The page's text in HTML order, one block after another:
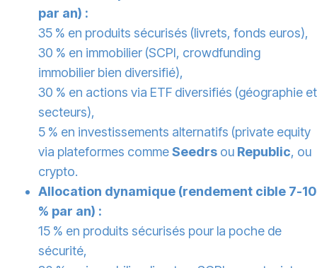
par an) :
35 % en produits sécurisés (livrets, fonds euros),
30 % en immobilier (SCPI, crowdfunding
immobilier bien diversifié),
30 % en actions via ETF diversifiés (géographie et
secteurs),
5 % en investissements alternatifs (private equity
via plateformes commeSeedrs ou Republic, ou
crypto.
Allocation dynamique (rendement cible 7-10
% par an) :
15 % en produits sécurisés pour la poche de
sécurité,